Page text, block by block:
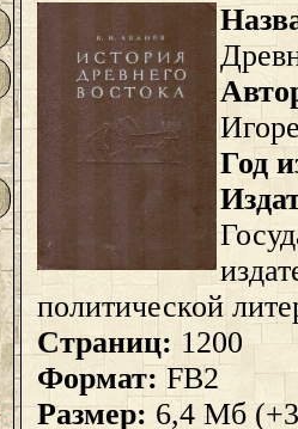
Год
политической
Страниц: 1200
Формат: FB2
Размер: 6,4 Мб